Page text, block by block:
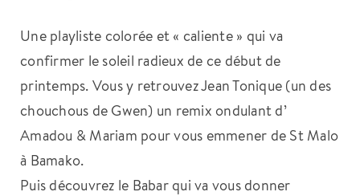
Une playliste colorée et « caliente » qui va
confirmer le soleil radieux de ce début de
printemps. Vous y retrouvez Jean Tonique (un des
chouchous de Gwen) un remix ondulant d’
Amadou & Mariam pour vous emmener de St Malo
à Bamako.
Puis découvrez le Babar qui va vous donner